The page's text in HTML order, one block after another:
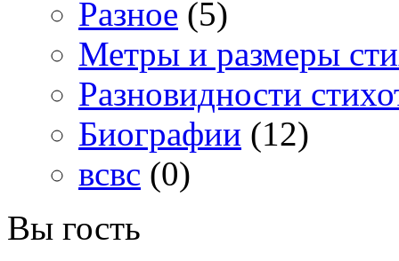
Разное (5)
Метры и размеры
Разновидности
Биографии (12)
всвс (0)
Вы гость